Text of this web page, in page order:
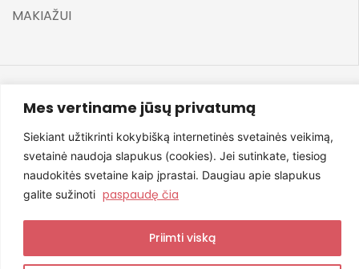
Mes vertiname jūsų privatumą
Siekiant užtikrinti kokybišką internetinės svetainės veikimą,
svetainė naudoja slapukus (cookies). Jei sutinkate, tiesiog
naudokitės svetaine kaip įprastai. Daugiau apie slapukus
galite sužinoti paspaudę čia
Priimti viską
MAKIAŽUI
Svetainę sukūrė NexDev